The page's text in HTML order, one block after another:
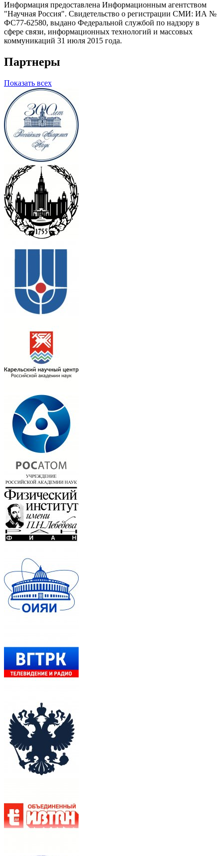
Информация предоставлена Информационным агентством
"Научная Россия". Свидетельство о регистрации СМИ: ИА №
ФС77-62580, выдано Федеральной службой по надзору в
сфере связи, информационных технологий и массовых
коммуникаций 31 июля 2015 года.
Партнеры
Показать всех